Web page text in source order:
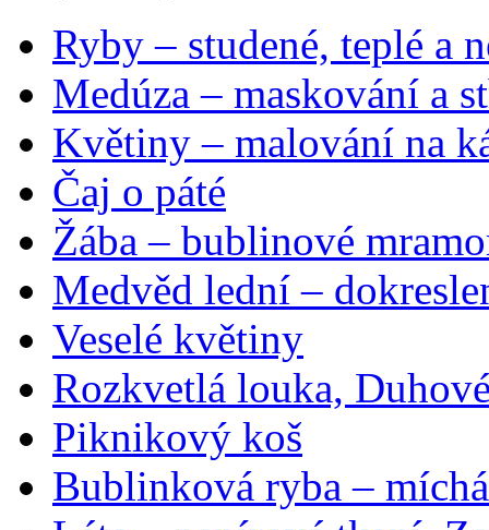
Ryby – studené, teplé a
Medúza – maskování a
Květiny – malování na
Čaj o páté
Žába – bublinové
Medvěd lední –
Veselé květiny
Rozkvetlá louka,
Piknikový koš
Bublinková ryba –